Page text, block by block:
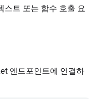
스트 또는 함수 호출 요
엔드포인트에 연결하